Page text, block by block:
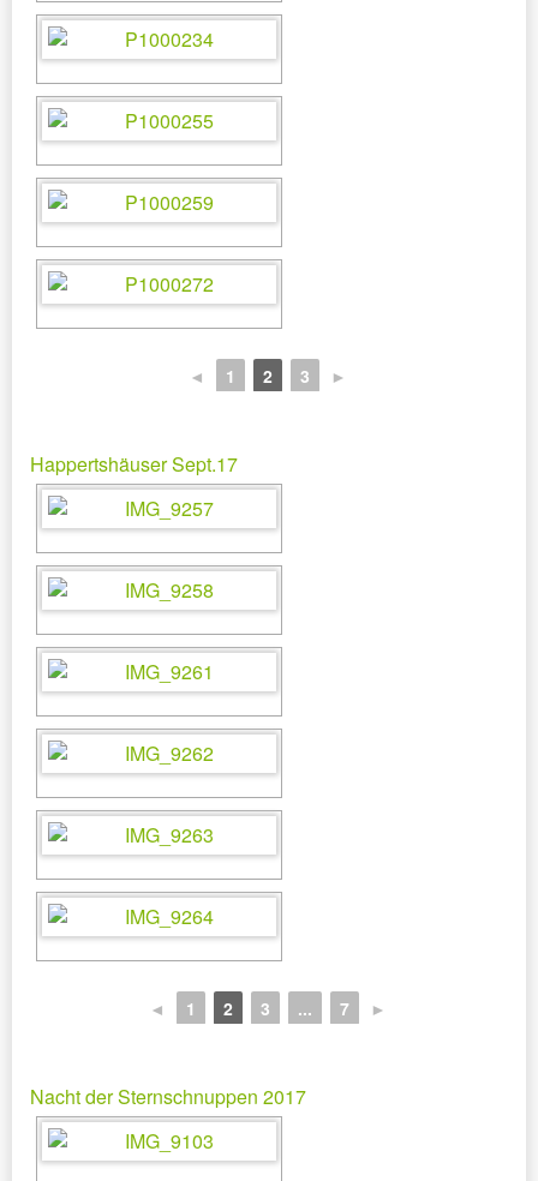
◄ 1 2 3 ►
Happertshäuser Sept.17
◄ 1 2 3 ... 7 ►
Nacht der Sternschnuppen 2017